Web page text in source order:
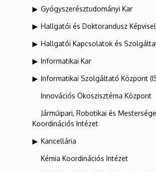
Gyógyszerésztudományi Kar
Hallgatói és Doktorandusz
Hallgatói Kapcsolatok és
Informatikai Kar
Informatikai Szolgáltató Központ
Innovációs Ökoszisztéma Központ
Járműipari, Robotikai és
Koordinációs Intézet
Kancellária
Kémia Koordinációs Intézet